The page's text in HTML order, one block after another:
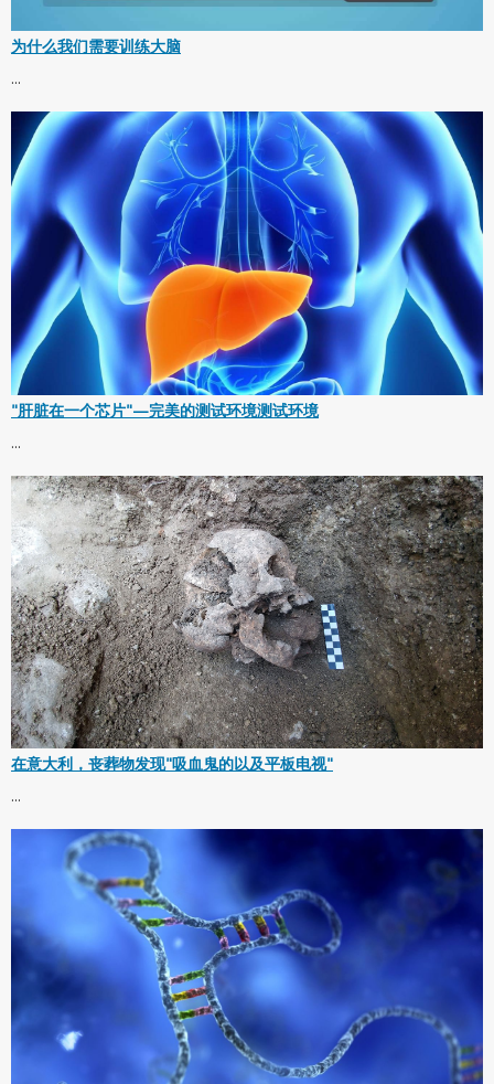
为什么我们需要训练大脑
...
"肝脏在一个芯片"—完美的测试环境测试环境
...
在意大利，丧葬物发现"吸血鬼的以及平板电视"
...